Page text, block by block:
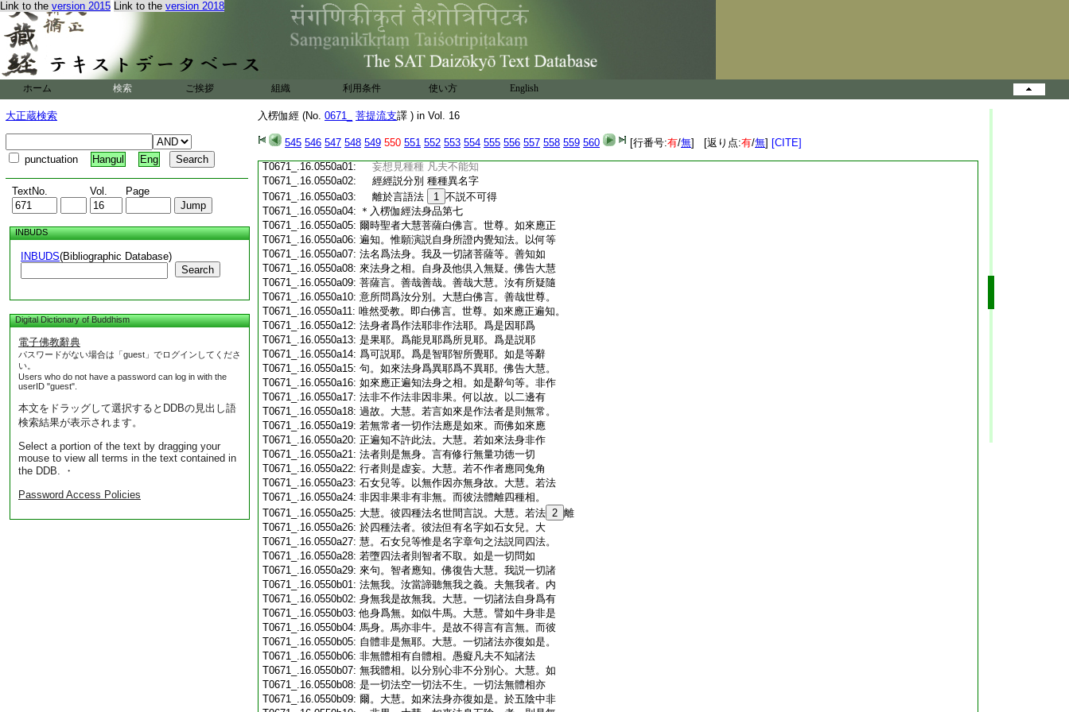
Link to the version 2015 Link to the version 2018
ホーム 検索 ご挨拶 組織 利用条件 使い方 English
大正蔵検索
punctuation Hangul Eng
TextNo. Vol. Page
INBUDS
INBUDS(Bibliographic Database)
Search
Digital Dictionary of Buddhism
電子佛教辭典
パスワードがない場合は「guest」でログインしてくださ
い。
Users who do not have a password can log in with the
userID "guest".
本文をドラッグして選択するとDDBの見出し語
検索結果が表示されます。
Select a portion of the text by dragging your
mouse to view all terms in the text contained in
the DDB. ・
Password Access Policies
入楞伽經 (No. 0671_ 菩提流支譯 ) in Vol. 16
545 546 547 548 549 550 551 552 553 554 555 556 557 558 559 560 [行番号:有/無] [返り点:有/無] [CITE]
T0671_.16.0549c19:一切癡外道 妄見作所作
T0671_.16.0549c20: 是故無解脱 以説有無法
T0671_.16.0549c21:凡夫樂戲論 不聞眞實慧
T0671_.16.0549c22:
言語三界本 如實智滅苦
譬如鏡中像 雖見而非有
T0671_.16.0549c24:熏習鏡心見 凡夫言有二
T0671_.16.0549c25:不知唯心見 是故分別二
T0671_.16.0549c26:如實知但心 分別則不生
T0671_.16.0549c27:心名爲種種 離能見可見
T0671_.16.0549c28:見相無可見 凡夫妄分別
T0671_.16.0550a01:
妄想見種種 凡夫不能知
T0671_.16.0550a02:
經經説分別 種種異名字
T0671_.16.0550a03:
離於言語法 1 不説不可得
T0671_.16.0550a04: ＊入楞伽經法身品第七
T0671_.16.0550a05: 爾時聖者大慧菩薩白佛言。世尊。如來應正
T0671_.16.0550a06: 遍知。惟願演説自身所證内覺知法。以何等
T0671_.16.0550a07: 法名爲法身。我及一切諸菩薩等。善知如
T0671_.16.0550a08: 來法身之相。自身及他倶入無疑。佛告大慧
T0671_.16.0550a09: 菩薩言。善哉善哉。善哉大慧。汝有所疑隨
T0671_.16.0550a10: 意所問爲汝分別。大慧白佛言。善哉世尊。
T0671_.16.0550a11: 唯然受教。即白佛言。世尊。如來應正遍知。
T0671_.16.0550a12: 法身者爲作法耶非作法耶。爲是因耶爲
T0671_.16.0550a13: 是果耶。爲能見耶爲所見耶。爲是説耶
T0671_.16.0550a14: 爲可説耶。爲是智耶智所覺耶。如是等辭
T0671_.16.0550a15: 句。如來法身爲異耶爲不異耶。佛告大慧。
T0671_.16.0550a16: 如來應正遍知法身之相。如是辭句等。非作
T0671_.16.0550a17: 法非不作法非因非果。何以故。以二邊有
T0671_.16.0550a18: 過故。大慧。若言如來是作法者是則無常。
T0671_.16.0550a19: 若無常者一切作法應是如來。而佛如來應
T0671_.16.0550a20: 正遍知不許此法。大慧。若如來法身非作
T0671_.16.0550a21: 法者則是無身。言有修行無量功徳一切
T0671_.16.0550a22: 行者則是虚妄。大慧。若不作者應同兔角
T0671_.16.0550a23: 石女兒等。以無作因亦無身故。大慧。若法
T0671_.16.0550a24: 非因非果非有非無。而彼法體離四種相。
T0671_.16.0550a25: 大慧。彼四種法名世間言説。大慧。若法 2 離
T0671_.16.0550a26: 於四種法者。彼法但有名字如石女兒。大
T0671_.16.0550a27: 慧。石女兒等惟是名字章句之法説同四法。
T0671_.16.0550a28: 若墮四法者則智者不取。如是一切問如
T0671_.16.0550a29: 來句。智者應知。佛復告大慧。我説一切諸
T0671_.16.0550b01: 法無我。汝當諦聽無我之義。夫無我者。内
T0671_.16.0550b02: 身無我是故無我。大慧。一切諸法自身爲有
T0671_.16.0550b03:他身爲無。如似牛馬。大慧。譬如牛身非是
T0671_.16.0550b04: 馬身。馬亦非牛。是故不得言有言無。而彼
T0671_.16.0550b05: 自體非是無耶。大慧。一切諸法亦復如是。
T0671_.16.0550b06: 非無體相有自體相。愚癡凡夫不知諸法
T0671_.16.0550b07: 無我體相。以分別心非不分別心。大慧。如
T0671_.16.0550b08: 是一切法空一切法不生。一切法無體相亦
T0671_.16.0550b09: 爾。大慧。如來法身亦復如是。於五陰中非